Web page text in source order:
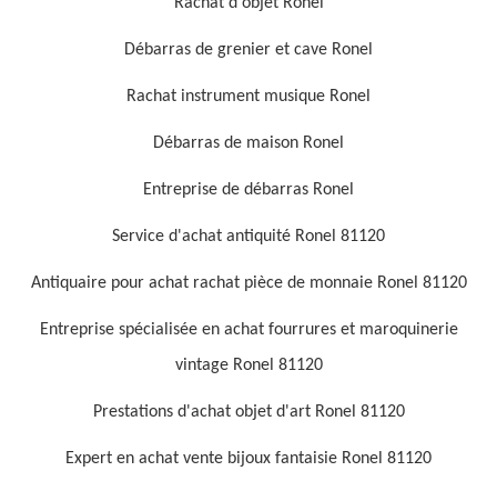
Débarras de grenier et cave Ronel
Rachat instrument musique Ronel
Débarras de maison Ronel
Entreprise de débarras Ronel
Service d'achat antiquité Ronel 81120
Antiquaire pour achat rachat pièce de monnaie Ronel 81120
Entreprise spécialisée en achat fourrures et maroquinerie
vintage Ronel 81120
Prestations d'achat objet d'art Ronel 81120
Expert en achat vente bijoux fantaisie Ronel 81120